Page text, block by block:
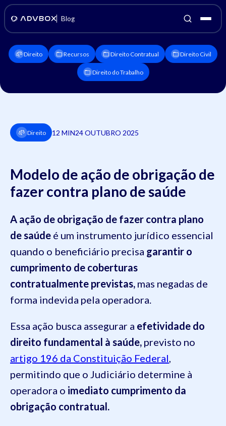
Blog
Direito Recursos Direito Contratual Direito Civil
Direito do Trabalho
Direito 12 MIN24 OUTUBRO 2025
Modelo de ação de obrigação de
fazer contra plano de saúde
A ação de obrigação de fazer contra plano
de saúde é um instrumento jurídico essencial
quando o beneficiário precisa garantir o
cumprimento de coberturas
contratualmente previstas, mas negadas de
forma indevida pela operadora.
Essa ação busca assegurar a efetividade do
direito fundamental à saúde, previsto no
artigo 196 da Constituição Federal,
permitindo que o Judiciário determine à
operadora o imediato cumprimento da
obrigação contratual.